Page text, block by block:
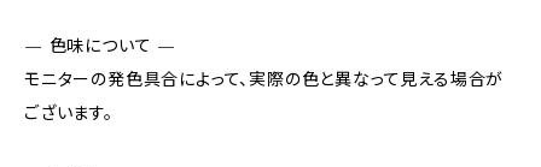
— 色味について —
モニターの発色具合によって、実際の色と異なって見える場合が
ございます。